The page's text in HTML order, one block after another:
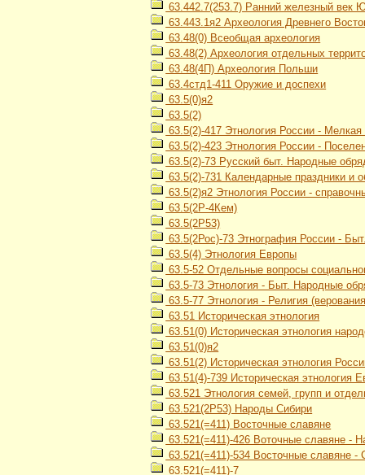
63.442.7(253.7) Ранний железный век
63.443.1я2 Археология Древнего
63.48(0) Всеобщая археология
63.48(2) Археология отдельных
63.48(4П) Археология Польши
63.4стд1-411 Оружие и доспехи
63.5(0)я2
63.5(2)
63.5(2)-417 Этнология России -
63.5(2)-423 Этнология России -
63.5(2)-73 Русский быт. Народные
63.5(2)-731 Календарные праздники и
63.5(2)я2 Этнология России -
63.5(2Р-4Кем)
63.5(2Р53)
63.5(2Рос)-73 Этнография России -
63.5(4) Этнология Европы
63.5-52 Отдельные вопросы
63.5-73 Этнология - Быт. Народные
63.5-77 Этнология - Религия
63.51 Историческая этнология
63.51(0) Историческая этнология
63.51(0)я2
63.51(2) Историческая этнология
63.51(4)-739 Историческая
63.521 Этнология семей, групп и
63.521(2Р53) Народы Сибири
63.521(=411) Восточные славяне
63.521(=411)-426 Воточные славяне -
63.521(=411)-534 Восточные славяне
63.521(=411)-7